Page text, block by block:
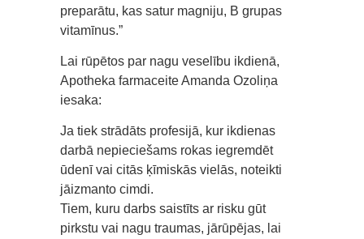
preparātu, kas satur magniju, B grupas
vitamīnus.”
Lai rūpētos par nagu veselību ikdienā,
Apotheka farmaceite Amanda Ozoliņa
iesaka:
Ja tiek strādāts profesijā, kur ikdienas
darbā nepieciešams rokas iegremdēt
ūdenī vai citās ķīmiskās vielās, noteikti
jāizmanto cimdi.
Tiem, kuru darbs saistīts ar risku gūt
pirkstu vai nagu traumas, jārūpējas, lai